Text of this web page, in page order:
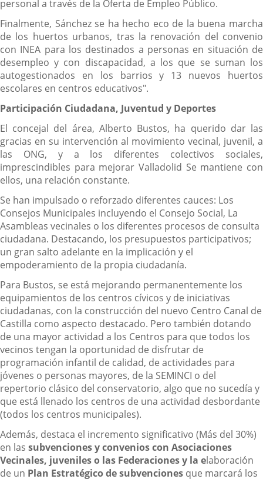
personal a través de la Oferta de Empleo Público.
Finalmente, Sánchez se ha hecho eco de la buena marcha
de los huertos urbanos, tras la renovación del convenio
con INEA para los destinados a personas en situación de
desempleo y con discapacidad, a los que se suman los
autogestionados en los barrios y 13 nuevos huertos
escolares en centros educativos".
Participación Ciudadana, Juventud y Deportes
El concejal del área, Alberto Bustos, ha querido dar las
gracias en su intervención al movimiento vecinal, juvenil, a
las ONG, y a los diferentes colectivos sociales,
imprescindibles para mejorar Valladolid Se mantiene con
ellos, una relación constante.
Se han impulsado o reforzado diferentes cauces: Los
Consejos Municipales incluyendo el Consejo Social, La
Asambleas vecinales o los diferentes procesos de consulta
ciudadana. Destacando, los presupuestos participativos;
un gran salto adelante en la implicación y el
empoderamiento de la propia ciudadanía.
Para Bustos, se está mejorando permanentemente los
equipamientos de los centros cívicos y de iniciativas
ciudadanas, con la construcción del nuevo Centro Canal de
Castilla como aspecto destacado. Pero también dotando
de una mayor actividad a los Centros para que todos los
vecinos tengan la oportunidad de disfrutar de
programación infantil de calidad, de actividades para
jóvenes o personas mayores, de la SEMINCI o del
repertorio clásico del conservatorio, algo que no sucedía y
que está llenado los centros de una actividad desbordante
(todos los centros municipales).
Además, destaca el incremento significativo (Más del 30%)
en las subvenciones y convenios con Asociaciones
Vecinales, juveniles o las Federaciones y la elaboración
de un Plan Estratégico de subvenciones que marcará los